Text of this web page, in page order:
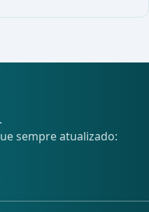
sempre atualizado: